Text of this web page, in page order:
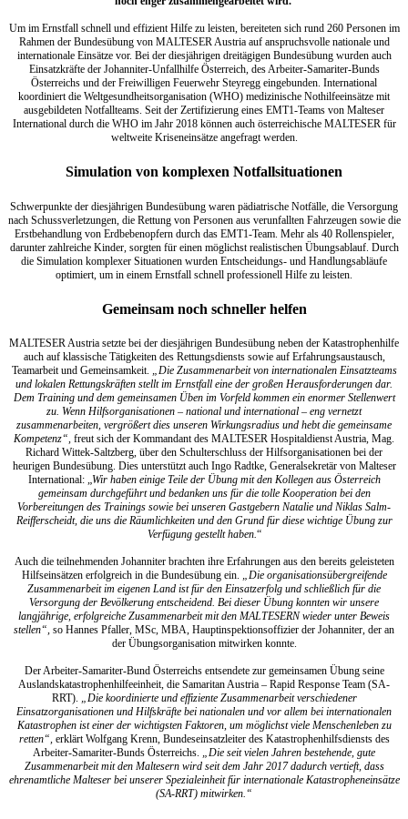
Um im Ernstfall schnell und effizient Hilfe zu leisten, bereiteten sich rund 260 Personen im
Rahmen der Bundesübung von MALTESER Austria auf anspruchsvolle nationale und
internationale Einsätze vor. Bei der diesjährigen dreitägigen Bundesübung wurden auch
Einsatzkräfte der Johanniter-Unfallhilfe Österreich, des Arbeiter-Samariter-Bunds
Österreichs und der Freiwilligen Feuerwehr Steyregg eingebunden. International
koordiniert die Weltgesundheitsorganisation (WHO) medizinische Nothilfeeinsätze mit
ausgebildeten Notfallteams. Seit der Zertifizierung eines EMT1-Teams von Malteser
International durch die WHO im Jahr 2018 können auch österreichische MALTESER für
weltweite Kriseneinsätze angefragt werden.
Simulation von komplexen Notfallsituationen
Schwerpunkte der diesjährigen Bundesübung waren pädiatrische Notfälle, die Versorgung
nach Schussverletzungen, die Rettung von Personen aus verunfallten Fahrzeugen sowie die
Erstbehandlung von Erdbebenopfern durch das EMT1-Team. Mehr als 40 Rollenspieler,
darunter zahlreiche Kinder, sorgten für einen möglichst realistischen Übungsablauf. Durch
die Simulation komplexer Situationen wurden Entscheidungs- und Handlungsabläufe
optimiert, um in einem Ernstfall schnell professionell Hilfe zu leisten.
Gemeinsam noch schneller helfen
MALTESER Austria setzte bei der diesjährigen Bundesübung neben der Katastrophenhilfe
auch auf klassische Tätigkeiten des Rettungsdiensts sowie auf Erfahrungsaustausch,
Teamarbeit und Gemeinsamkeit. „Die Zusammenarbeit von internationalen Einsatzteams
und lokalen Rettungskräften stellt im Ernstfall eine der großen Herausforderungen dar.
Dem Training und dem gemeinsamen Üben im Vorfeld kommen ein enormer Stellenwert
zu. Wenn Hilfsorganisationen – national und international – eng vernetzt
zusammenarbeiten, vergrößert dies unseren Wirkungsradius und hebt die gemeinsame
Kompetenz“, freut sich der Kommandant des MALTESER Hospitaldienst Austria, Mag.
Richard Wittek-Saltzberg, über den Schulterschluss der Hilfsorganisationen bei der
heurigen Bundesübung. Dies unterstützt auch Ingo Radtke, Generalsekretär von Malteser
International: „Wir haben einige Teile der Übung mit den Kollegen aus Österreich
gemeinsam durchgeführt und bedanken uns für die tolle Kooperation bei den
Vorbereitungen des Trainings sowie bei unseren Gastgebern Natalie und Niklas Salm-
Reifferscheidt, die uns die Räumlichkeiten und den Grund für diese wichtige Übung zur
Verfügung gestellt haben.“
Auch die teilnehmenden Johanniter brachten ihre Erfahrungen aus den bereits geleisteten
Hilfseinsätzen erfolgreich in die Bundesübung ein. „Die organisationsübergreifende
Zusammenarbeit im eigenen Land ist für den Einsatzerfolg und schließlich für die
Versorgung der Bevölkerung entscheidend. Bei dieser Übung konnten wir unsere
langjährige, erfolgreiche Zusammenarbeit mit den MALTESERN wieder unter Beweis
stellen“, so Hannes Pfaller, MSc, MBA, Hauptinspektionsoffizier der Johanniter, der an
der Übungsorganisation mitwirken konnte.
Der Arbeiter-Samariter-Bund Österreichs entsendete zur gemeinsamen Übung seine
Auslandskatastrophenhilfeeinheit, die Samaritan Austria – Rapid Response Team (SA-
RRT). „Die koordinierte und effiziente Zusammenarbeit verschiedener
Einsatzorganisationen und Hilfskräfte bei nationalen und vor allem bei internationalen
Katastrophen ist einer der wichtigsten Faktoren, um möglichst viele Menschenleben zu
retten“,erklärt Wolfgang Krenn, Bundeseinsatzleiter des Katastrophenhilfsdiensts des
Arbeiter-Samariter-Bunds Österreichs. „Die seit vielen Jahren bestehende, gute
Zusammenarbeit mit den Maltesern wird seit dem Jahr 2017 dadurch vertieft, dass
ehrenamtliche Malteser bei unserer Spezialeinheit für internationale Katastropheneinsätze
(SA-RRT) mitwirken.“